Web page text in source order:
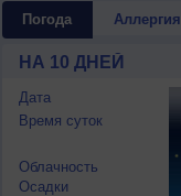
Погода Аллергия
НА 10 ДНЕЙ
Дата
Время суток
Облачность
Осадки